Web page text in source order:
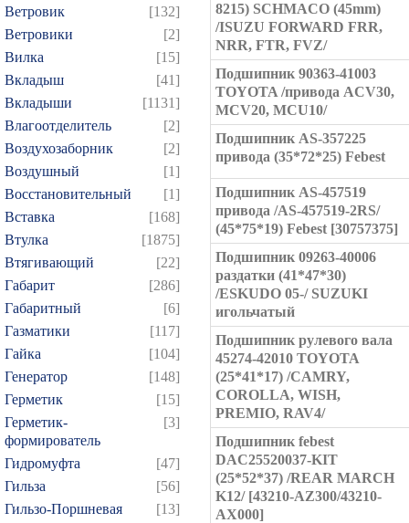
Ветровик
[132]
Ветровики
[2]
Вилка
[15]
Вкладыш
[41]
Вкладыши
[1131]
Влагоотделитель
[2]
Воздухозаборник
[2]
Воздушный
[1]
Восстановительный
[1]
Вставка
[168]
Втулка
[1875]
Втягивающий
[22]
Габарит
[286]
Габаритный
[6]
Газматики
[117]
Гайка
[104]
Генератор
[148]
Герметик
[15]
Герметик-
формирователь
[3]
Гидромуфта
[47]
Гильза
[56]
Гильзо-Поршневая
[13]
8215) SCHMACO (45mm)
/ISUZU FORWARD FRR,
NRR, FTR, FVZ/
Подшипник 90363-41003
TOYOTA /привода ACV30,
MCV20, MCU10/
Подшипник AS-357225
привода (35*72*25) Febest
Подшипник AS-457519
привода /AS-457519-2RS/
(45*75*19) Febest [30757375]
Подшипник 09263-40006
раздатки (41*47*30)
/ESKUDO 05-/ SUZUKI
игольчатый
Подшипник рулевого вала
45274-42010 TOYOTA
(25*41*17) /CAMRY,
COROLLA, WISH,
PREMIO, RAV4/
Подшипник febest
DAC25520037-KIT
(25*52*37) /REAR MARCH
K12/ [43210-AZ300/43210-
AX000]